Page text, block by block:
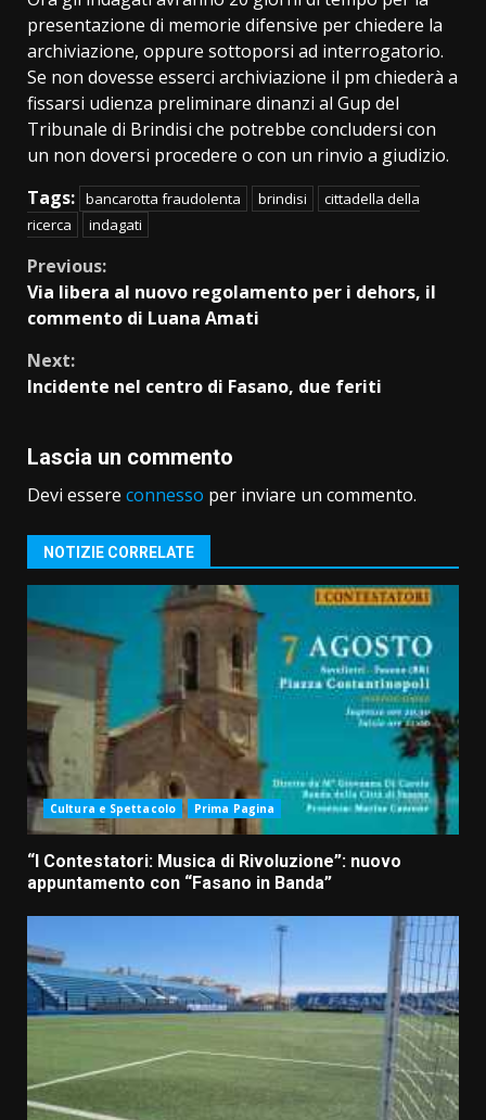
presentazione di memorie difensive per chiedere la
archiviazione, oppure sottoporsi ad interrogatorio.
Se non dovesse esserci archiviazione il pm chiederà a
fissarsi udienza preliminare dinanzi al Gup del
Tribunale di Brindisi che potrebbe concludersi con
un non doversi procedere o con un rinvio a giudizio.
Tags: bancarotta fraudolenta brindisi
cittadella della
ricerca
indagati
Continue
Reading
Previous:
Via libera al nuovo regolamento per i dehors, il
commento di Luana Amati
Next:
Incidente nel centro di Fasano, due feriti
Lascia un commento
Devi essere connesso per inviare un commento.
NOTIZIE CORRELATE
Cultura e Spettacolo Prima Pagina
“I Contestatori: Musica di Rivoluzione”: nuovo
appuntamento con “Fasano in Banda”